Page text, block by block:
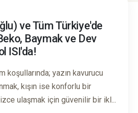
ve Tüm Türkiye'de
Baymak ve Dev
ISI'da!
koşullarında; yazın kavurucu
kışın ise konforlu bir
ulaşmak için güvenilir bir ikl...